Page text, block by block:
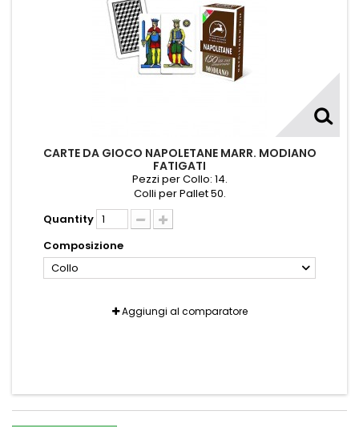
CARTE DA GIOCO NAPOLETANE MARR. MODIANO
FATIGATI
Pezzi per Collo: 14.
Colli per Pallet 50.
Quantity
Composizione
Collo
Aggiungi al comparatore